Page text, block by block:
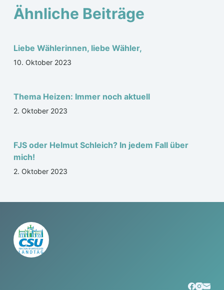
Ähnliche Beiträge
Liebe Wählerinnen, liebe Wähler,
10. Oktober 2023
Thema Heizen: Immer noch aktuell
2. Oktober 2023
FJS oder Helmut Schleich? In jedem Fall über
mich!
2. Oktober 2023